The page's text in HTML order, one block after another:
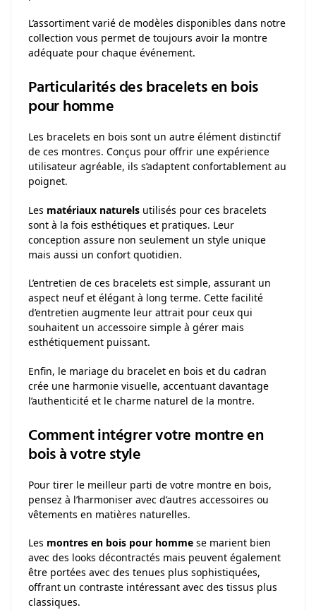
L’assortiment varié de modèles disponibles dans notre
collection vous permet de toujours avoir la montre
adéquate pour chaque événement.
Particularités des bracelets en bois
pour homme
Les bracelets en bois sont un autre élément distinctif
de ces montres. Conçus pour offrir une expérience
utilisateur agréable, ils s’adaptent confortablement au
poignet.
Les matériaux naturels utilisés pour ces bracelets
sont à la fois esthétiques et pratiques. Leur
conception assure non seulement un style unique
mais aussi un confort quotidien.
L’entretien de ces bracelets est simple, assurant un
aspect neuf et élégant à long terme. Cette facilité
d’entretien augmente leur attrait pour ceux qui
souhaitent un accessoire simple à gérer mais
esthétiquement puissant.
Enfin, le mariage du bracelet en bois et du cadran
crée une harmonie visuelle, accentuant davantage
l’authenticité et le charme naturel de la montre.
Comment intégrer votre montre en
bois à votre style
Pour tirer le meilleur parti de votre montre en bois,
pensez à l’harmoniser avec d’autres accessoires ou
vêtements en matières naturelles.
Les montres en bois pour homme se marient bien
avec des looks décontractés mais peuvent également
être portées avec des tenues plus sophistiquées,
offrant un contraste intéressant avec des tissus plus
classiques.